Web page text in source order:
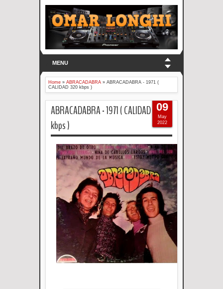
MENU
Home » ABRACADABRA » ABRACADABRA - 1971 (
CALIDAD 320 kbps )
ABRACADABRA - 1971 ( CALIDAD 320
kbps )
09
May
2022